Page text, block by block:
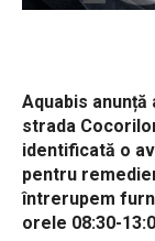
Aquabis anunță
strada
identificată o
pentru
întrerupem
orele 08:30-